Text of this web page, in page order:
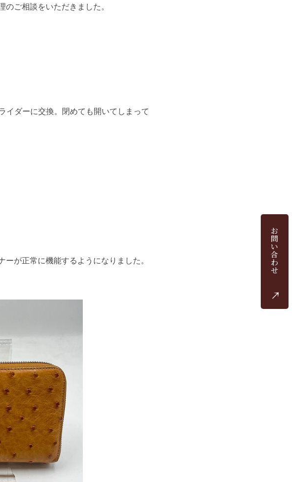
お
問
い
合
わ
せ
ご相談をいただきました。
イダーに交換。閉めても開いてしまって
が正常に機能するようになりました。